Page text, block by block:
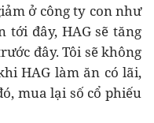
ở công ty con như
tới đây, HAG sẽ tăng
đây. Tôi sẽ không
HAG làm ăn có lãi,
mua lại số cổ phiếu